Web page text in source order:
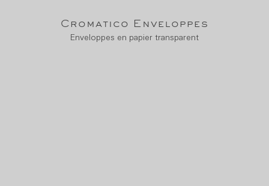
Cromatico Enveloppes
Enveloppes en papier transparent